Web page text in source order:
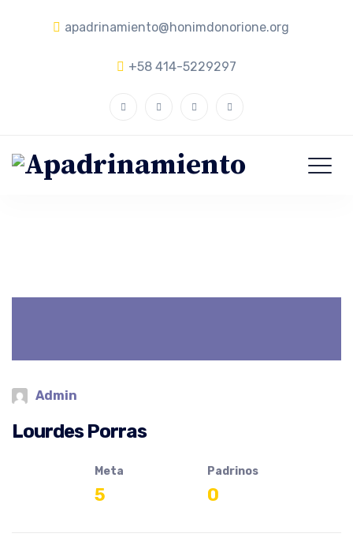
apadrinamiento@honimdonorione.org
+58 414-5229297
Admin
Lourdes Porras
Meta
5
Padrinos
0